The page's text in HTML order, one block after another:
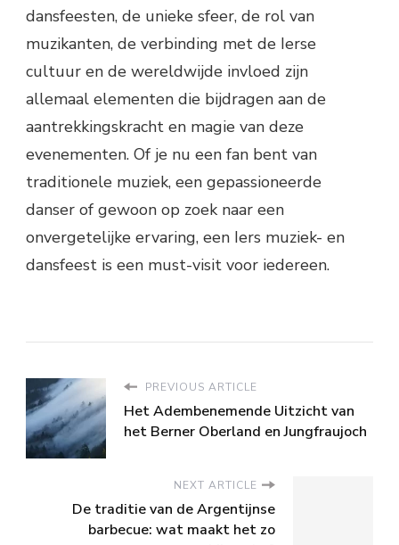
dansfeesten, de unieke sfeer, de rol van
muzikanten, de verbinding met de Ierse
cultuur en de wereldwijde invloed zijn
allemaal elementen die bijdragen aan de
aantrekkingskracht en magie van deze
evenementen. Of je nu een fan bent van
traditionele muziek, een gepassioneerde
danser of gewoon op zoek naar een
onvergetelijke ervaring, een Iers muziek- en
dansfeest is een must-visit voor iedereen.
PREVIOUS ARTICLE
Het Adembenemende Uitzicht van
het Berner Oberland en Jungfraujoch
NEXT ARTICLE
De traditie van de Argentijnse
barbecue: wat maakt het zo